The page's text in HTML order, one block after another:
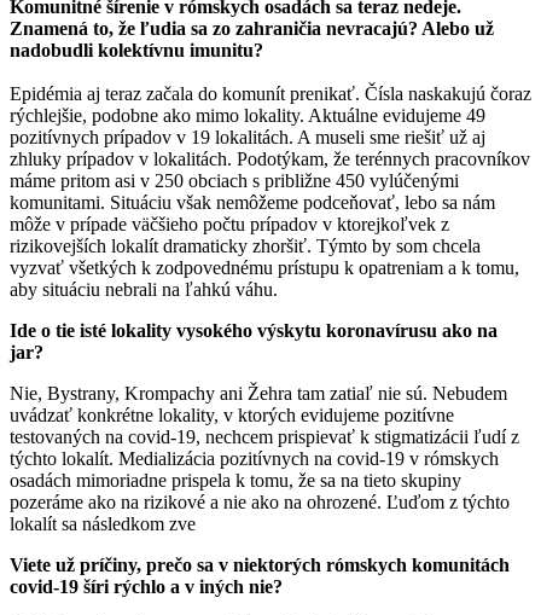
Komunitné šírenie v rómskych osadách sa teraz nedeje.
Znamená to, že ľudia sa zo zahraničia nevracajú? Alebo už
nadobudli kolektívnu imunitu?
Epidémia aj teraz začala do komunít prenikať. Čísla naskakujú čoraz
rýchlejšie, podobne ako mimo lokality. Aktuálne evidujeme 49
pozitívnych prípadov v 19 lokalitách. A museli sme riešiť už aj
zhluky prípadov v lokalitách. Podotýkam, že terénnych pracovníkov
máme pritom asi v 250 obciach s približne 450 vylúčenými
komunitami. Situáciu však nemôžeme podceňovať, lebo sa nám
môže v prípade väčšieho počtu prípadov v ktorejkoľvek z
rizikovejších lokalít dramaticky zhoršiť. Týmto by som chcela
vyzvať všetkých k zodpovednému prístupu k opatreniam a k tomu,
aby situáciu nebrali na ľahkú váhu.
Ide o tie isté lokality vysokého výskytu koronavírusu ako na
jar?
Nie, Bystrany, Krompachy ani Žehra tam zatiaľ nie sú. Nebudem
uvádzať konkrétne lokality, v ktorých evidujeme pozitívne
testovaných na covid-19, nechcem prispievať k stigmatizácii ľudí z
týchto lokalít. Medializácia pozitívnych na covid-19 v rómskych
osadách mimoriadne prispela k tomu, že sa na tieto skupiny
pozeráme ako na rizikové a nie ako na ohrozené. Ľuďom z týchto
lokalít sa následkom zve
Viete už príčiny, prečo sa v niektorých rómskych komunitách
covid-19 šíri rýchlo a v iných nie?